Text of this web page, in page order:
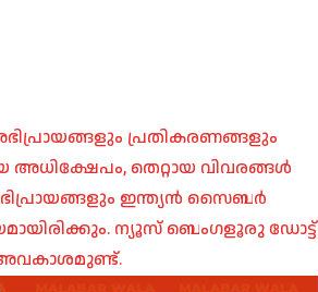
പ്രതികരണങ്ങളും
അധിക്ഷേപം, തെറ്റായ വിവരങ്ങൾ
ഇന്ത്യൻ സൈബർ
ന്യൂസ് ബെംഗളൂരു ഡോട്ട്
അവകാശമുണ്ട്.